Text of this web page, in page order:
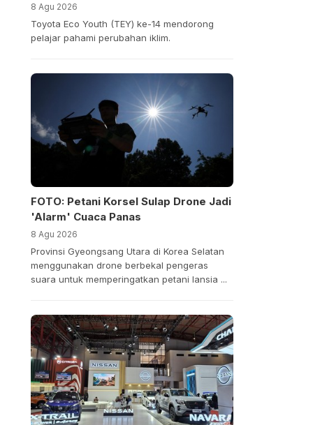
8 Agu 2026
Toyota Eco Youth (TEY) ke-14 mendorong
pelajar pahami perubahan iklim.
FOTO: Petani Korsel Sulap Drone Jadi
'Alarm' Cuaca Panas
8 Agu 2026
Provinsi Gyeongsang Utara di Korea Selatan
menggunakan drone berbekal pengeras
suara untuk memperingatkan petani lansia ...